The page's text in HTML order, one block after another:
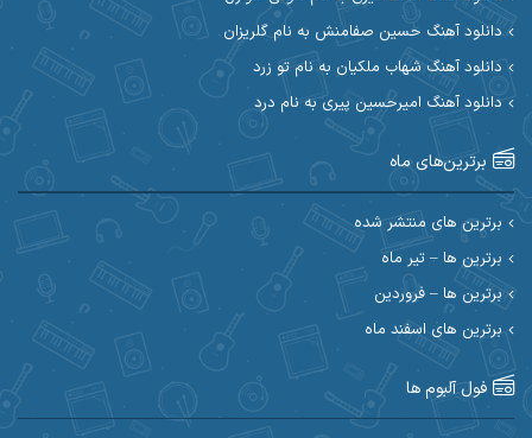
ابی حسینی
احسان آیینفر
احسان امیدوار
احسان حیدری احسان دریادل
احسان رمضانی احسان علیانی
احسان کریمی احسان کمری
احسان مرادیان احمد اسلامی
دانلود آهنگ حسین صفامنش به نام گلریزان
دانلود آهنگ شهاب ملکیان به نام تو زرد
دانلود آهنگ امیرحسین پیری به نام درد
برترین‌های ماه
برترین های منتشر شده
برترین ها – تیر ماه
برترین ها – فروردین
برترین های اسفند ماه
فول آلبوم ها